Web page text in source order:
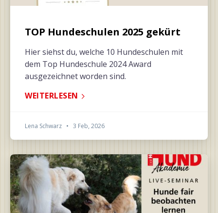
TOP Hundeschulen 2025 gekürt
Hier siehst du, welche 10 Hundeschulen mit
dem Top Hundeschule 2024 Award
ausgezeichnet worden sind.
WEITERLESEN
Lena Schwarz • 3 Feb, 2026